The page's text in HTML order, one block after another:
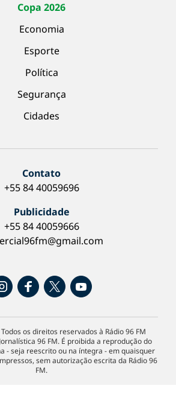
Copa 2026
Economia
Esporte
Política
Segurança
Cidades
Contato
+55 84 40059696
Publicidade
+55 84 40059666
os direitos reservados à Rádio 96 FM
96 FM. É proibida a reprodução do
- seja reescrito ou na íntegra - em quaisquer
sem autorização escrita da Rádio 96
FM.